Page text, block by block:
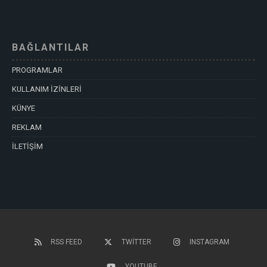
BAĞLANTILAR
PROGRAMLAR
KULLANIM İZİNLERİ
KÜNYE
REKLAM
İLETİŞİM
RSS FEED TWITTER INSTAGRAM